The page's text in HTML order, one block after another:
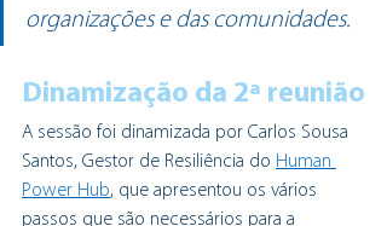
organizações e das comunidades.
Dinamização da 2ª reunião
A sessão foi dinamizada por Carlos Sousa
Santos, Gestor de Resiliência do Human
Power Hub, que apresentou os vários
passos que são necessários para a